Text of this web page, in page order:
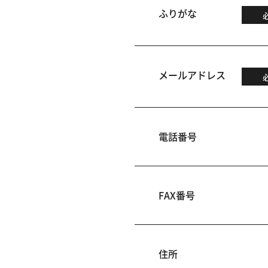
ふりがな
メールアドレス
電話番号
FAX番号
住所